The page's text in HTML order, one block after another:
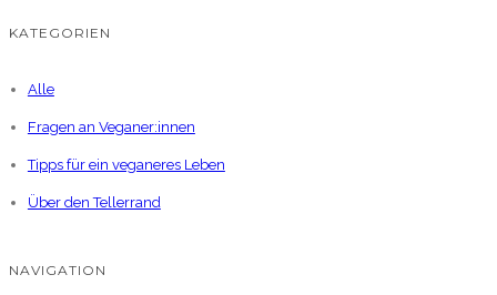
KATEGORIEN
Alle
Fragen an Veganer:innen
Tipps für ein veganeres Leben
Über den Tellerrand
NAVIGATION